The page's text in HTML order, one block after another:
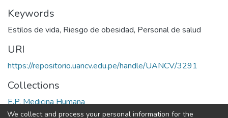
Keywords
Estilos de vida, Riesgo de obesidad, Personal de salud
URI
https://repositorio.uancv.edu.pe/handle/UANCV/3291
Collections
E.P. Medicina Humana
We collect and process your personal information for the